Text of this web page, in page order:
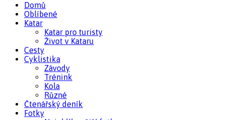
Domů
Oblíbené
Katar
Katar pro turisty
Život v Kataru
Cesty
Cyklistika
Závody
Trénink
Kola
Různé
Čtenářský deník
Fotky